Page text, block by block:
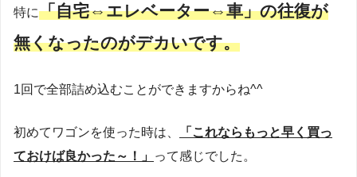
特に「自宅⇔エレベーター⇔車」の往復が
無くなったのがデカいです。
1回で全部詰め込むことができますからね^^
初めてワゴンを使った時は、
「これならもっと早く買っ
ておけば良かった～！」 って感じでした。